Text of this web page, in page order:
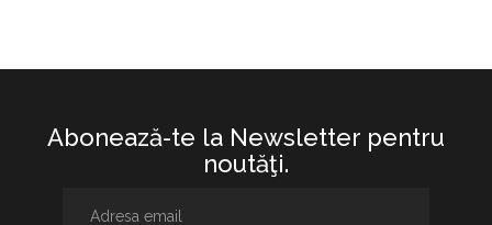
Abonează-te la Newsletter pentru
noutăţi.